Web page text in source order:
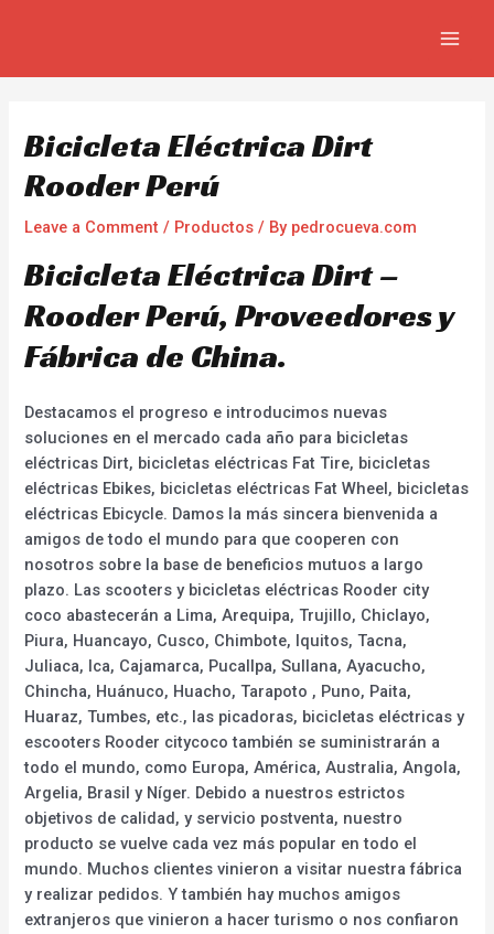
Bicicleta Eléctrica Dirt
Rooder Perú
Leave a Comment / Productos / By pedrocueva.com
Bicicleta Eléctrica Dirt –
Rooder Perú, Proveedores y
Fábrica de China.
Destacamos el progreso e introducimos nuevas
soluciones en el mercado cada año para bicicletas
eléctricas Dirt, bicicletas eléctricas Fat Tire, bicicletas
eléctricas Ebikes, bicicletas eléctricas Fat Wheel, bicicletas
eléctricas Ebicycle. Damos la más sincera bienvenida a
amigos de todo el mundo para que cooperen con
nosotros sobre la base de beneficios mutuos a largo
plazo. Las scooters y bicicletas eléctricas Rooder city
coco abastecerán a Lima, Arequipa, Trujillo, Chiclayo,
Piura, Huancayo, Cusco, Chimbote, Iquitos, Tacna,
Juliaca, Ica, Cajamarca, Pucallpa, Sullana, Ayacucho,
Chincha, Huánuco, Huacho, Tarapoto , Puno, Paita,
Huaraz, Tumbes, etc., las picadoras, bicicletas eléctricas y
escooters Rooder citycoco también se suministrarán a
todo el mundo, como Europa, América, Australia, Angola,
Argelia, Brasil y Níger. Debido a nuestros estrictos
objetivos de calidad, y servicio postventa, nuestro
producto se vuelve cada vez más popular en todo el
mundo. Muchos clientes vinieron a visitar nuestra fábrica
y realizar pedidos. Y también hay muchos amigos
extranjeros que vinieron a hacer turismo o nos confiaron